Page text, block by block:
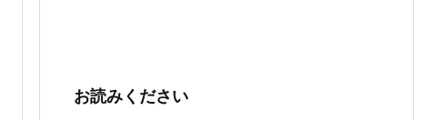
お読みください